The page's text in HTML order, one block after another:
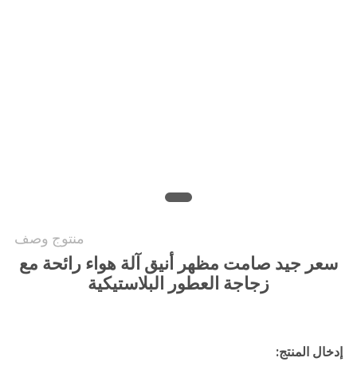
الخصوصية
منتوج وصف
سعر جيد صامت مظهر أنيق آلة هواء رائحة مع
زجاجة العطور البلاستيكية
إدخال المنتج: